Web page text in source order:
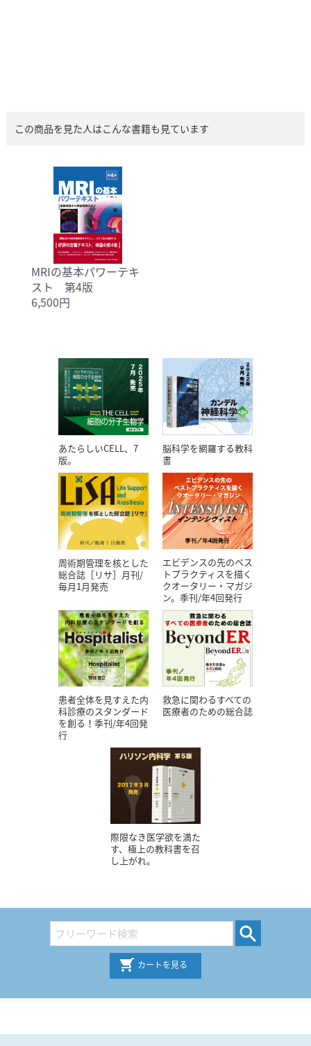
この商品を見た人はこんな書籍も見ています
MRIの基本パワーテキ
スト 第4版
6,500円
あたらしいCELL、7
版。
脳科学を網羅する教科
書
周術期管理を核とした
総合誌［リサ］月刊/
毎月1月発売
エビデンスの先のベス
トプラクティスを描く
クオータリー・マガジ
ン。季刊/年4回発行
患者全体を見すえた内
科診療のスタンダード
を創る！季刊/年4回発
行
救急に関わるすべての
医療者のための総合誌
際限なき医学欲を満た
す、極上の教科書を召
し上がれ。
カートを見る